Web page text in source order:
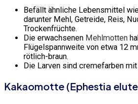
Befällt ähnliche Lebensmittel
darunter Mehl, Getreide, Reis,
Trockenfrüchte.
Die erwachsenen Mehlmotten
Flügelspannweite von etwa 12
rötlich-braun.
Die Larven sind cremefarben
Kakaomotte (Ephestia